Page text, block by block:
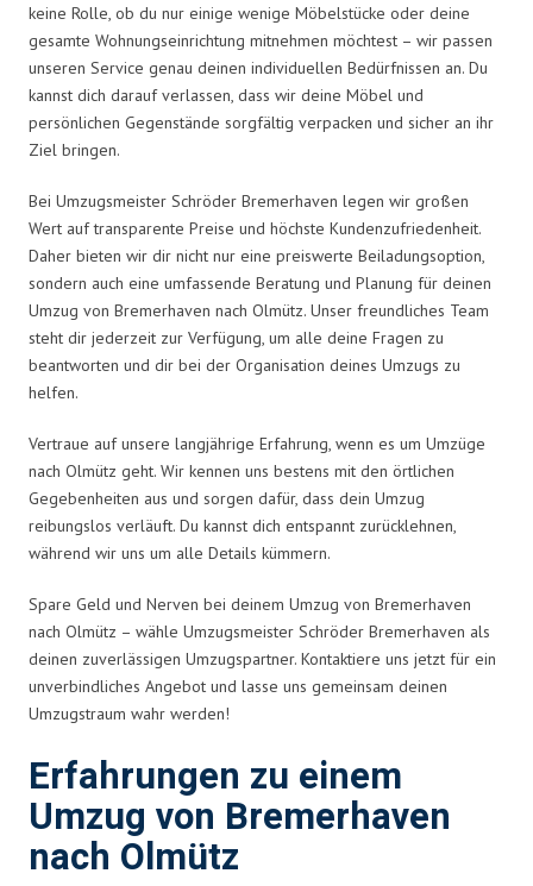
keine Rolle, ob du nur einige wenige Möbelstücke oder deine
gesamte Wohnungseinrichtung mitnehmen möchtest – wir passen
unseren Service genau deinen individuellen Bedürfnissen an. Du
kannst dich darauf verlassen, dass wir deine Möbel und
persönlichen Gegenstände sorgfältig verpacken und sicher an ihr
Ziel bringen.
Bei Umzugsmeister Schröder Bremerhaven legen wir großen
Wert auf transparente Preise und höchste Kundenzufriedenheit.
Daher bieten wir dir nicht nur eine preiswerte Beiladungsoption,
sondern auch eine umfassende Beratung und Planung für deinen
Umzug von Bremerhaven nach Olmütz. Unser freundliches Team
steht dir jederzeit zur Verfügung, um alle deine Fragen zu
beantworten und dir bei der Organisation deines Umzugs zu
helfen.
Vertraue auf unsere langjährige Erfahrung, wenn es um Umzüge
nach Olmütz geht. Wir kennen uns bestens mit den örtlichen
Gegebenheiten aus und sorgen dafür, dass dein Umzug
reibungslos verläuft. Du kannst dich entspannt zurücklehnen,
während wir uns um alle Details kümmern.
Spare Geld und Nerven bei deinem Umzug von Bremerhaven
nach Olmütz – wähle Umzugsmeister Schröder Bremerhaven als
deinen zuverlässigen Umzugspartner. Kontaktiere uns jetzt für ein
unverbindliches Angebot und lasse uns gemeinsam deinen
Umzugstraum wahr werden!
Erfahrungen zu einem
Umzug von Bremerhaven
nach Olmütz